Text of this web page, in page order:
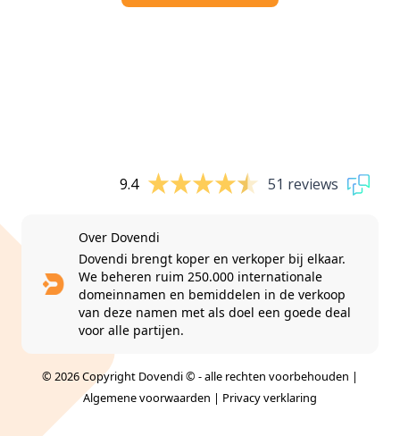
9.4 51 reviews
Over Dovendi
Dovendi brengt koper en verkoper bij elkaar.
We beheren ruim 250.000 internationale
domeinnamen en bemiddelen in de verkoop
van deze namen met als doel een goede deal
voor alle partijen.
© 2026 Copyright Dovendi © - alle rechten voorbehouden |
Algemene voorwaarden | Privacy verklaring